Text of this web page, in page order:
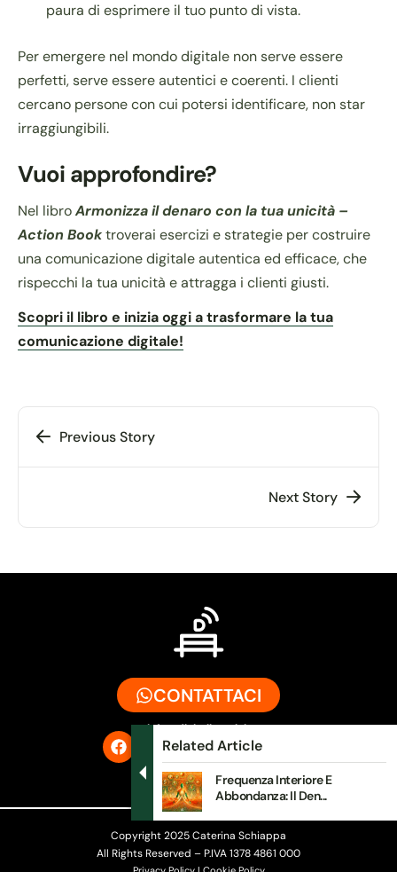
paura di esprimere il tuo punto di vista.
Per emergere nel mondo digitale non serve essere
perfetti, serve essere autentici e coerenti. I clienti
cercano persone con cui potersi identificare, non star
irraggiungibili.
Vuoi approfondire?
Nel libroArmonizza il denaro con la tua unicità –
Action Booktroverai esercizi e strategie per costruire
una comunicazione digitale autentica ed efficace, che
rispecchi la tua unicità e attragga i clienti giusti.
Scopri il libro e inizia oggi a trasformare la tua
comunicazione digitale!
Previous Story
Next Story
Related Article
Frequenza Interiore E
Abbondanza: Il Den...
CONTATTACI
info@digitalbench.it
Copyright 2025 Caterina Schiappa
All Rights Reserved – P.IVA 1378 4861 000